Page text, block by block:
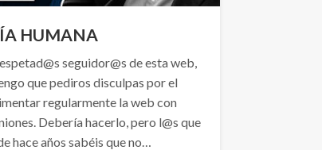
HUMANA
seguidor@s de esta web,
que pediros disculpas por el
regularmente la web con
Debería hacerlo, pero l@s que
hace años sabéis que no…